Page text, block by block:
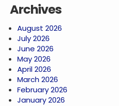
Archives
August 2026
July 2026
June 2026
May 2026
April 2026
March 2026
February 2026
January 2026